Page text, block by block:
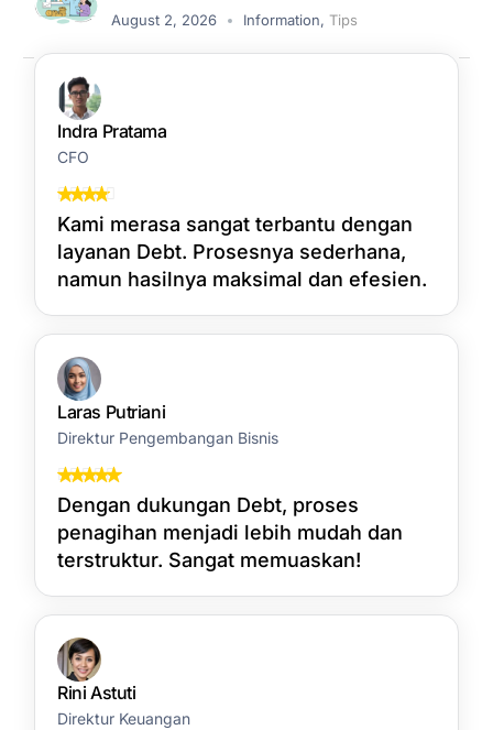
August 2, 2026 Information, Tips
Indra Pratama
CFO
Kami merasa sangat terbantu dengan
layanan Debt. Prosesnya sederhana,
namun hasilnya maksimal dan efesien.
Laras Putriani
Direktur Pengembangan Bisnis
Dengan dukungan Debt, proses
penagihan menjadi lebih mudah dan
terstruktur. Sangat memuaskan!
Rini Astuti
Direktur Keuangan